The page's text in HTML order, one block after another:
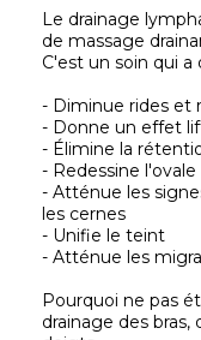
Le drainage
de massage
C'est un soin qui
- Diminue rides et
- Donne un effet
- Élimine la
- Redessine
- Atténue les
les cernes
- Unifie le teint
- Atténue les
Pourquoi ne pas
drainage des